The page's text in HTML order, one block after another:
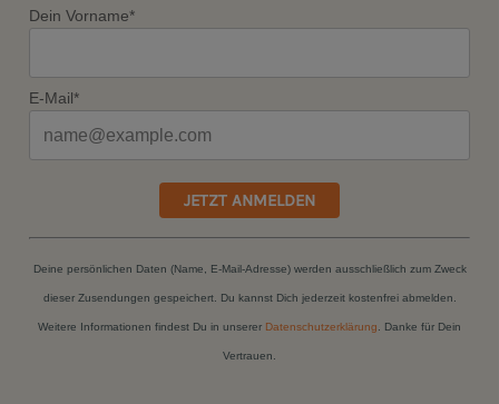
Dein Vorname*
E-Mail*
JETZT ANMELDEN
Deine persönlichen Daten (Name, E-Mail-Adresse) werden ausschließlich zum Zweck
dieser Zusendungen gespeichert. Du kannst Dich jederzeit kostenfrei abmelden.
Weitere Informationen findest Du in unserer Datenschutzerklärung . Danke für Dein
Vertrauen.